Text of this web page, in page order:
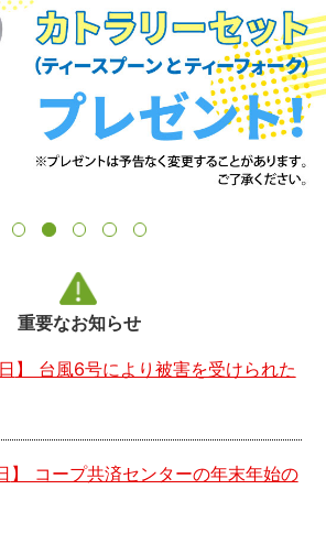
重要なお知らせ
】 台風6号により被害を受けられた
】 コープ共済センターの年末年始の